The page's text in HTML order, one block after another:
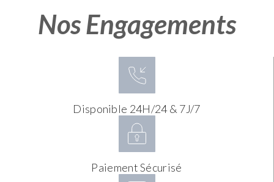
Nos Engagements
Disponible 24H/24 & 7J/7
Paiement Sécurisé